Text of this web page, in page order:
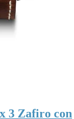
3 Zafiro con